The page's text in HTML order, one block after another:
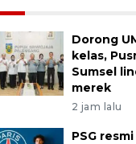
Dorong
kelas,
Sumsel
merek
2 jam lalu
PSG